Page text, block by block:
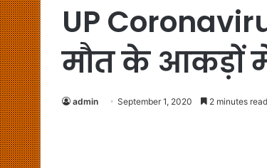
UP
मौत के आकड़ों
admin September 1, 2020 2 minutes read